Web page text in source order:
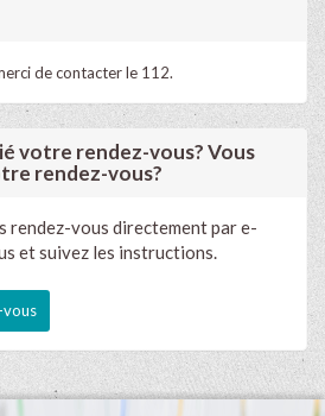
de contacter le 112.
votre rendez-vous? Vous
rendez-vous?
rendez-vous directement par e-
et suivez les instructions.
vous